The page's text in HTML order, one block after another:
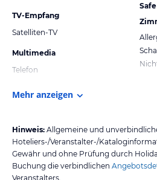
TV-Empfang
Satelliten-TV
Multimedia
Telefon
Safe
Mehr anzeigen
Hinweis: Allgemeine und
Hoteliers-/Veranstalter-/
Gewähr und ohne Prüfung durch
Buchung die verbindlichen
Veranstalters.